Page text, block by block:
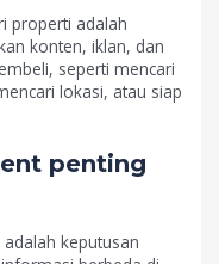
properti adalah
konten, iklan, dan
seperti mencari
lokasi, atau siap
penting
keputusan